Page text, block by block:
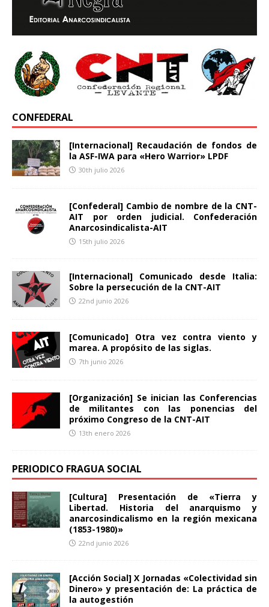
CONFEDERAL
[Internacional] Recaudación de fondos de
la ASF-IWA para «Hero Warrior» LPDF
30th julio 2026
[Confederal] Cambio de nombre de la CNT-
AIT por orden judicial. Confederación
Anarcosindicalista-AIT
15th julio 2026
[Internacional] Comunicado desde Italia:
Sobre la persecución de la CNT-AIT
22nd junio 2026
[Comunicado] Otra vez contra viento y
marea. A propósito de las siglas.
7th junio 2026
[Organización] Se inician las Conferencias
de militantes con las ponencias del
próximo Congreso de la CNT-AIT
13th enero 2026
PERIODICO FRAGUA SOCIAL
[Cultura] Presentación de «Tierra y
Libertad. Historia del anarquismo y
anarcosindicalismo en la región mexicana
(1853-1980)»
22nd junio 2026
[Acción Social] X Jornadas «Colectividad sin
Dinero» y presentación de: La práctica de
la autogestión